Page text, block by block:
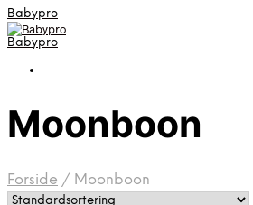
Babypro
Babypro
Moonboon
Forside / Moonboon